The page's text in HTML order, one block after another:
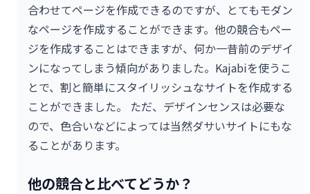
合わせてページを作成できるのですが、とてもモダン
なページを作成することができます。他の競合もペー
ジを作成することはできますが、何か一昔前のデザイ
ンになってしまう傾向がありました。Kajabiを使うこ
とで、割と簡単にスタイリッシュなサイトを作成する
ことができました。 ただ、デザインセンスは必要な
ので、色合いなどによっては当然ダサいサイトにもな
ることがあります。
他の競合と比べてどうか？